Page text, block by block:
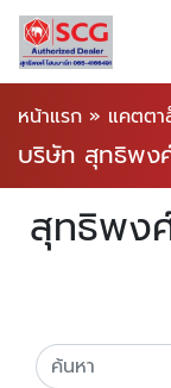
หน้าแรก » แคตต
บริษัท สุทธิพง
สุทธิพง